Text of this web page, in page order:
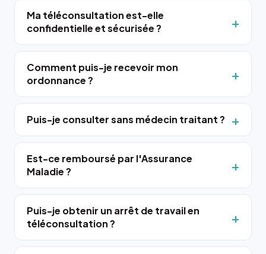
Ma téléconsultation est-elle
confidentielle et sécurisée ?
Comment puis-je recevoir mon
ordonnance ?
Puis-je consulter sans médecin traitant ?
Est-ce remboursé par l'Assurance
Maladie ?
Puis-je obtenir un arrêt de travail en
téléconsultation ?